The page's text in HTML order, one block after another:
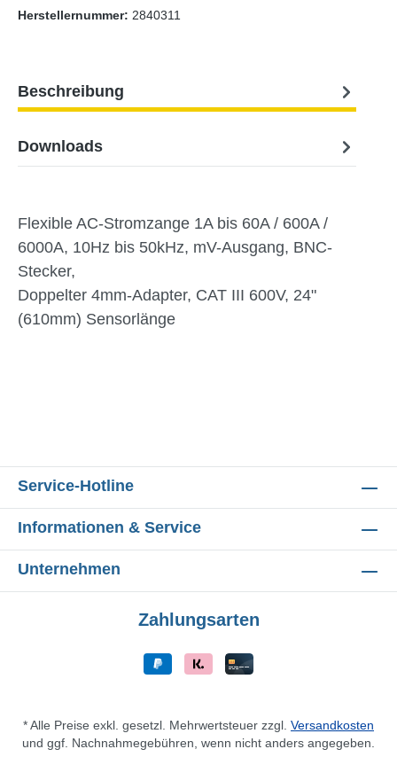
Herstellernummer: 2840311
Beschreibung
Downloads
Flexible AC-Stromzange 1A bis 60A / 600A /
6000A, 10Hz bis 50kHz, mV-Ausgang, BNC-
Stecker,
Doppelter 4mm-Adapter, CAT III 600V, 24"
(610mm) Sensorlänge
Service-Hotline
Informationen & Service
Unternehmen
Zahlungsarten
* Alle Preise exkl. gesetzl. Mehrwertsteuer zzgl. Versandkosten
und ggf. Nachnahmegebühren, wenn nicht anders angegeben.